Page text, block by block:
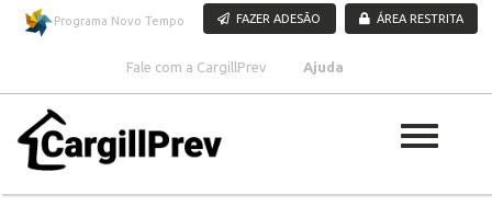
Pular para o conteúdo
Programa Novo Tempo FAZER ADESÃO ÁREA RESTRITA
Fale com a CargillPrev Ajuda